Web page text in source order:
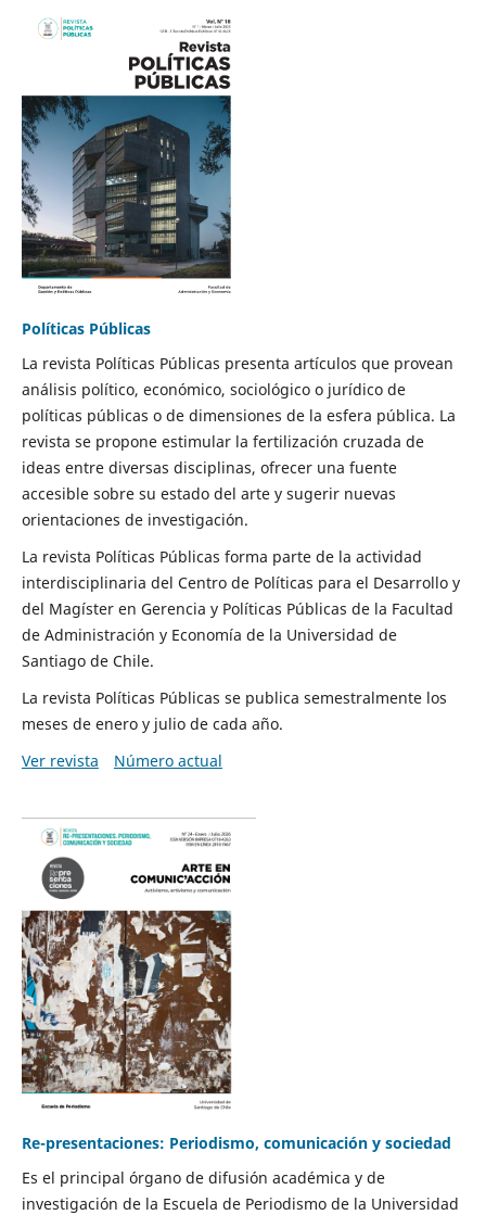
Políticas Públicas
La revista Políticas Públicas presenta artículos que provean
análisis político, económico, sociológico o jurídico de
políticas públicas o de dimensiones de la esfera pública. La
revista se propone estimular la fertilización cruzada de
ideas entre diversas disciplinas, ofrecer una fuente
accesible sobre su estado del arte y sugerir nuevas
orientaciones de investigación.
La revista Políticas Públicas forma parte de la actividad
interdisciplinaria del Centro de Políticas para el Desarrollo y
del Magíster en Gerencia y Políticas Públicas de la Facultad
de Administración y Economía de la Universidad de
Santiago de Chile.
La revista Políticas Públicas se publica semestralmente los
meses de enero y julio de cada año.
Ver revista
Número actual
Re-presentaciones: Periodismo, comunicación y sociedad
Es el principal órgano de difusión académica y de
investigación de la Escuela de Periodismo de la Universidad